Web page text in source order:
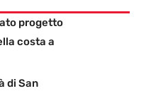
progetto
costa a
di San